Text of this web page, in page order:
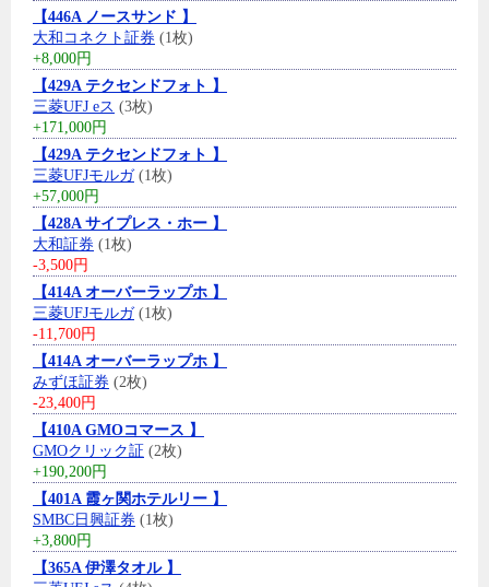
【446A ノースサンド 】
大和コネクト証券 (1枚)
+8,000円
【429A テクセンドフォト 】
三菱UFJ eス (3枚)
+171,000円
【429A テクセンドフォト 】
三菱UFJモルガ(1枚)
+57,000円
【428A サイプレス・ホー 】
大和証券 (1枚)
-3,500円
【414A オーバーラップホ 】
三菱UFJモルガ(1枚)
-11,700円
【414A オーバーラップホ 】
みずほ証券 (2枚)
-23,400円
【410A GMOコマース 】
GMOクリック証 (2枚)
+190,200円
【401A 霞ヶ関ホテルリー 】
SMBC日興証券 (1枚)
+3,800円
【365A 伊澤タオル 】